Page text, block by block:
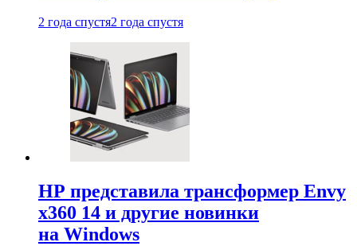
2 года спустя2 года спустя
HP представила трансформер Envy
x360 14 и другие новинки
на Windows